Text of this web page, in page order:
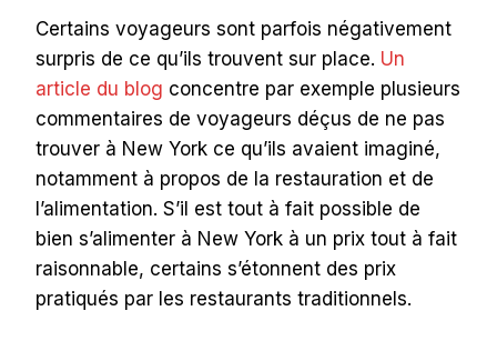
Certains voyageurs sont parfois négativement
surpris de ce qu’ils trouvent sur place. Un
article du blog concentre par exemple plusieurs
commentaires de voyageurs déçus de ne pas
trouver à New York ce qu’ils avaient imaginé,
notamment à propos de la restauration et de
l’alimentation. S’il est tout à fait possible de
bien s’alimenter à New York à un prix tout à fait
raisonnable, certains s’étonnent des prix
pratiqués par les restaurants traditionnels.